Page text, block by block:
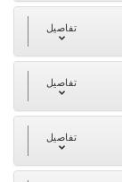
تفاصيل
تفاصيل
تفاصيل